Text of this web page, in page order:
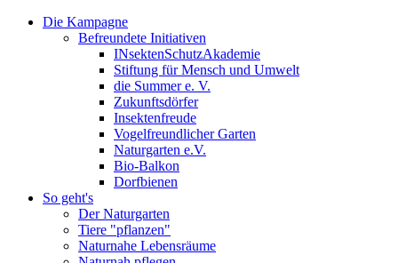
Die Kampagne
Befreundete Initiativen
INsektenSchutzAkademie
Stiftung für Mensch und Umwelt
die Summer e. V.
Zukunftsdörfer
Insektenfreude
Vogelfreundlicher Garten
Naturgarten e.V.
Bio-Balkon
Dorfbienen
So geht's
Der Naturgarten
Tiere "pflanzen"
Naturnahe Lebensräume